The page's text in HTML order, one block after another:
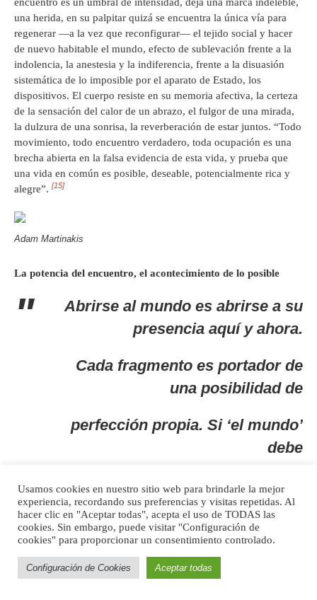
una herida, en su palpitar quizá se encuentra la única vía para
regenerar —a la vez que reconfigurar— el tejido social y hacer
de nuevo habitable el mundo, efecto de sublevación frente a la
indolencia, la anestesia y la indiferencia, frente a la disuasión
sistemática de lo imposible por el aparato de Estado, los
dispositivos. El cuerpo resiste en su memoria afectiva, la certeza
de la sensación del calor de un abrazo, el fulgor de una mirada,
la dulzura de una sonrisa, la reverberación de estar juntos. “Todo
movimiento, todo encuentro verdadero, toda ocupación es una
brecha abierta en la falsa evidencia de esta vida, y prueba que
una vida en común es posible, deseable, potencialmente rica y
alegre”.[15]
Adam Martinakis
La potencia del encuentro, el acontecimiento de lo posible
Abrirse al mundo es abrirse a su
presencia aquí y ahora.
Cada fragmento es portador de
una posibilidad de
perfección propia. Si ‘el mundo’
debe
ser salvado, será en cada uno de
sus
fragmentos. La totalidad sólo
puede gestionarse.
Usamos cookies en nuestro sitio web para brindarle la mejor
experiencia, recordando sus preferencias y visitas repetidas. Al
hacer clic en "Aceptar todas", acepta el uso de TODAS las
cookies. Sin embargo, puede visitar "Configuración de
cookies" para proporcionar un consentimiento controlado.
Configuración de Cookies Aceptar todas